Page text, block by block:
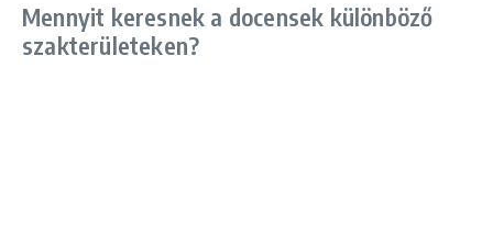
Mennyit keresnek a docensek különböző
szakterületeken?